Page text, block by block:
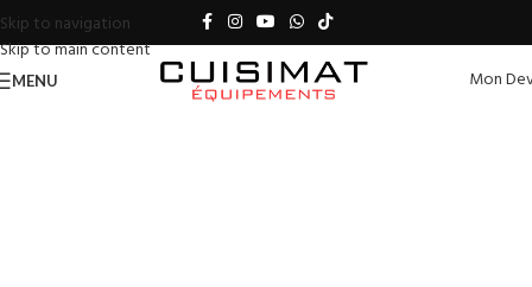
Skip to navigation
Skip to main content
MENU Mon